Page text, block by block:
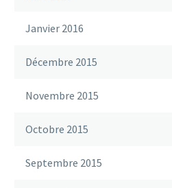
Janvier 2016
Décembre 2015
Novembre 2015
Octobre 2015
Septembre 2015